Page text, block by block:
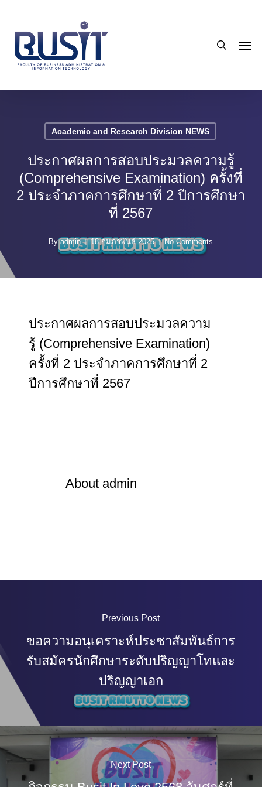
main
content
Academic and Research Division NEWS
ประกาศผลการสอบประมวลความรู้
(Comprehensive Examination) ครั้งที่
2 ประจำภาคการศึกษาที่ 2 ปีการศึกษา
ที่ 2567
By admin 18 กุมภาพันธ์ 2025 No Comments
ประกาศผลการสอบประมวลความ
รู้ (Comprehensive Examination)
ครั้งที่ 2 ประจำภาคการศึกษาที่ 2
ปีการศึกษาที่ 2567
Aboutadmin
Previous Post
ขอความอนุเคราะห์ประชาสัมพันธ์การ
รับสมัครนักศึกษาระดับปริญญาโทและ
ปริญญาเอก
Next Post